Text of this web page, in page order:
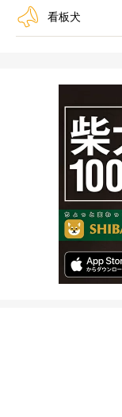
看板犬